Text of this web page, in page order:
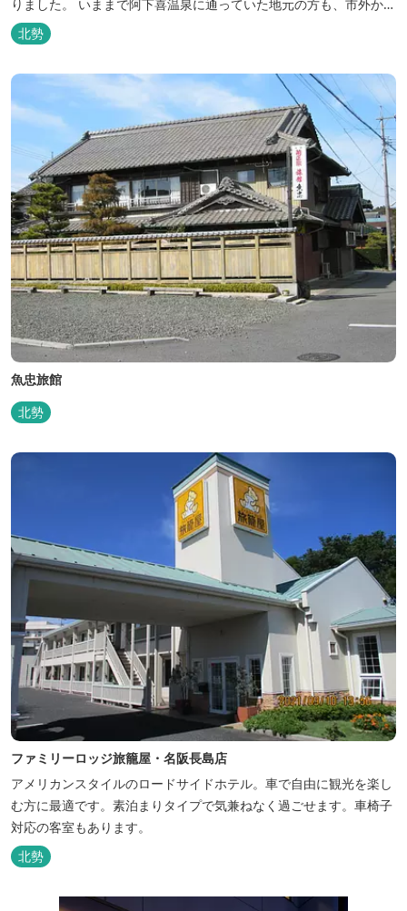
りました。 いままで阿下喜温泉に通っていた地元の方も、市外から
いなべ市に遊びに来られる方も楽しめる施設になります。今まで人
気だった温泉はそのままに、サウナエリアやコンテナタイプの宿
泊、地元のお野菜が楽しめる飲食施設が加わります。 「いなべ阿下
喜ベース」は、『自...
北勢
魚忠旅館
北勢
ファミリーロッジ旅籠屋・名阪長島店
アメリカンスタイルのロードサイドホテル。車で自由に観光を楽し
む方に最適です。素泊まりタイプで気兼ねなく過ごせます。車椅子
対応の客室もあります。
北勢